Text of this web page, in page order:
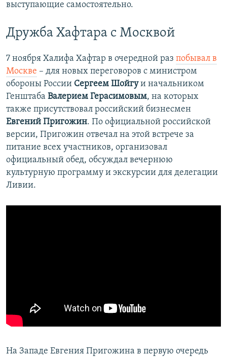
выступающие самостоятельно.
Дружба Хафтара с Москвой
7 ноября Халифа Хафтар в очередной раз побывал в
Москве – для новых переговоров с министром
обороны России Сергеем Шойгуи начальником
Генштаба Валерием Герасимовым, на которых
также присутствовал российский бизнесмен
Евгений Пригожин. По официальной российской
версии, Пригожин отвечал на этой встрече за
питание всех участников, организовал
официальный обед, обсуждал вечернюю
культурную программу и экскурсии для делегации
Ливии.
На Западе Евгения Пригожина в первую очередь